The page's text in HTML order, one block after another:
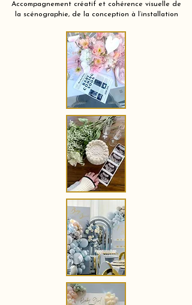
Accompagnement créatif et cohérence visuelle de
la scénographie, de la conception à l’installation